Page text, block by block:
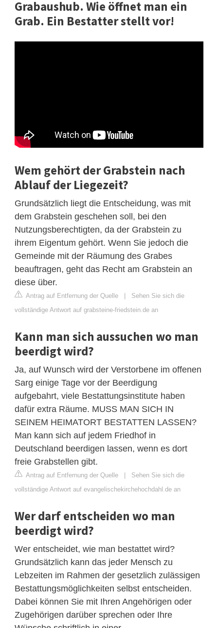
Grabaushub. Wie öffnet man ein
Grab. Ein Bestatter stellt vor!
Wem gehört der Grabstein nach
Ablauf der Liegezeit?
Grundsätzlich liegt die Entscheidung, was mit
dem Grabstein geschehen soll, bei den
Nutzungsberechtigten, da der Grabstein zu
ihrem Eigentum gehört. Wenn Sie jedoch die
Gemeinde mit der Räumung des Grabes
beauftragen, geht das Recht am Grabstein an
diese über.
Antrag auf Entfernung der Quelle | Sehen Sie sich die
vollständige Antwort auf grabsteine-friedstein.de an
Kann man sich aussuchen wo man
beerdigt wird?
Ja, auf Wunsch wird der Verstorbene im offenen
Sarg einige Tage vor der Beerdigung
aufgebahrt, viele Bestattungsinstitute haben
dafür extra Räume. MUSS MAN SICH IN
SEINEM HEIMATORT BESTATTEN LASSEN?
Man kann sich auf jedem Friedhof in
Deutschland beerdigen lassen, wenn es dort
freie Grabstellen gibt.
Antrag auf Entfernung der Quelle | Sehen Sie sich die
vollständige Antwort auf evangelischekirchehochdahl.de an
Wer darf entscheiden wo man
beerdigt wird?
Wer entscheidet, wie man bestattet wird?
Grundsätzlich kann das jeder Mensch zu
Lebzeiten im Rahmen der gesetzlich zulässigen
Bestattungsmöglichkeiten selbst entscheiden.
Dabei können Sie mit Ihren Angehörigen oder
Zugehörigen darüber sprechen oder Ihre